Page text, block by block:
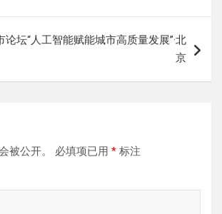
坛“人工智能赋能城市高质量发展”·北
京
被公开。 必填项已用 * 标注